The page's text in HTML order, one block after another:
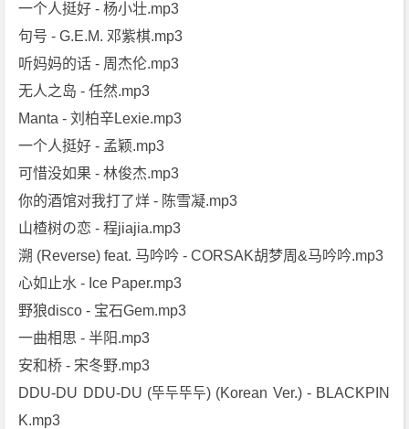
一个人挺好 - 杨小壮.mp3
句号 - G.E.M. 邓紫棋.mp3
听妈妈的话 - 周杰伦.mp3
无人之岛 - 任然.mp3
Manta - 刘柏辛Lexie.mp3
一个人挺好 - 孟颖.mp3
可惜没如果 - 林俊杰.mp3
你的酒馆对我打了烊 - 陈雪凝.mp3
山楂树の恋 - 程jiajia.mp3
溯 (Reverse) feat. 马吟吟 - CORSAK胡梦周&马吟吟.mp3
心如止水 - Ice Paper.mp3
野狼disco - 宝石Gem.mp3
一曲相思 - 半阳.mp3
安和桥 - 宋冬野.mp3
DDU-DU DDU-DU (뚜두뚜두) (Korean Ver.) - BLACKPIN
K.mp3